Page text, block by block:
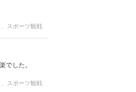
スポーツ観戦
でした。
スポーツ観戦